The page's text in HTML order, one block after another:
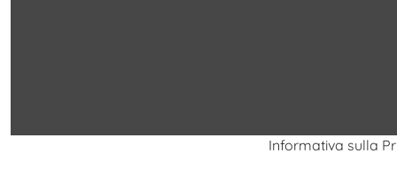
Informativa sulla